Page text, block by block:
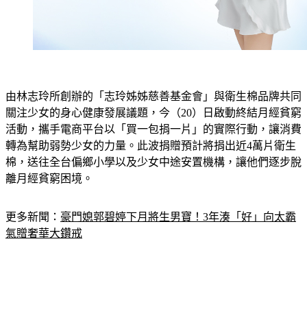
由林志玲所創辦的「志玲姊姊慈善基金會」與衛生棉品牌共同
關注少女的身心健康發展議題，今（20）日啟動終結月經貧窮
活動，攜手電商平台以「買一包捐一片」的實際行動，讓消費
轉為幫助弱勢少女的力量。此波捐贈預計將捐出近4萬片衛生
棉，送往全台偏鄉小學以及少女中途安置機構，讓他們逐步脫
離月經貧窮困境。
更多新聞： 豪門媳郭碧婷下月將生男寶！3年湊「好」向太霸
氣贈奢華大鑽戒